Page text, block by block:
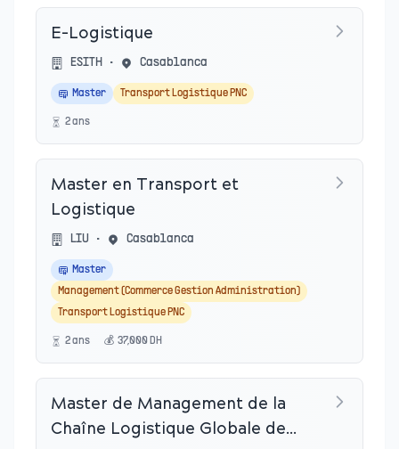
E-Logistique
ESITH • Casablanca
Master Transport Logistique PNC
2ans
Master en Transport et
Logistique
LIU • Casablanca
Master
Management (Commerce Gestion Administration)
Transport Logistique PNC
2ans 💰 37,000 DH
Master de Management de la
Chaîne Logistique Globale de